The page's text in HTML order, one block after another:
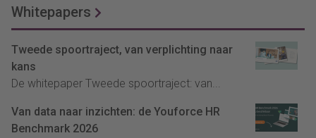
Whitepapers
Tweede spoortraject, van verplichting naar
kans
De whitepaper Tweede spoortraject: van...
Van data naar inzichten: de Youforce HR
Benchmark 2026